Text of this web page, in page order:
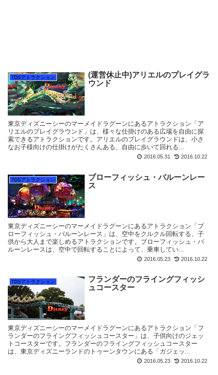
TDSアトラクション
(運営休止中)アリエルのプレイグラ
ウンド
東京ディズニーシーのマーメイドラグーンにあるアトラクション「ア
リエルのプレイグラウンド」は、様々な仕掛けのある広場を自由に探
索できるアトラクションです。アリエルのプレイグラウンドは、小さ
なお子様向けの仕掛けがたくさんある、自由に歩いて回れる...
2016.05.31 2016.10.22
TDSアトラクション
ブローフィッシュ・バルーンレー
ス
東京ディズニーシーのマーメイドラグーンにあるアトラクション「ブ
ローフィッシュ・バルーンレース」は、空中をクルクル回転する、子
供から大人まで楽しめるアトラクションです。ブローフィッシュ・バ
ルーンレースは、空中で回転することによって、乗車してい...
2016.05.23 2016.10.22
TDSアトラクション
フランダーのフライングフィッシ
ュコースター
東京ディズニーシーのマーメイドラグーンにあるアトラクション「フ
ランダーのフライングフィッシュコースター」は、子供向けのジェッ
トコースターです。フランダーのフライングフィッシュコースター
は、東京ディズニーランドのトゥーンタウンにある「ガジェッ...
2016.05.23 2016.10.22